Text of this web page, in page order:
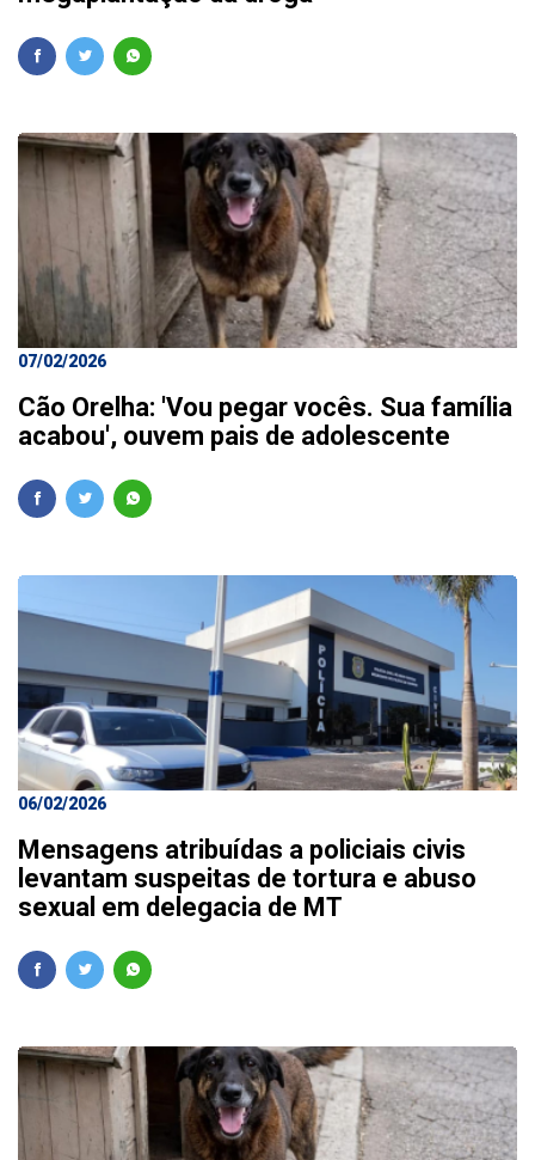
07/02/2026
Cão Orelha: 'Vou pegar vocês. Sua família
acabou', ouvem pais de adolescente
06/02/2026
Mensagens atribuídas a policiais civis
levantam suspeitas de tortura e abuso
sexual em delegacia de MT